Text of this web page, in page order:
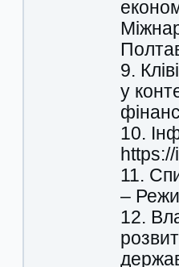
9.
у
10.
11.
–
12.